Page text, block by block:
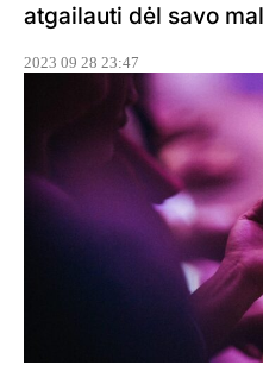
atgailauti dėl savo
2023 09 28 23:47